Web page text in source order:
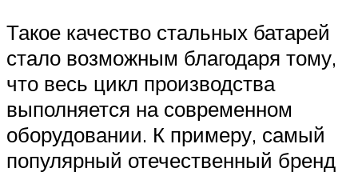
Такое качество стальных батарей
стало возможным благодаря тому,
что весь цикл производства
выполняется на современном
оборудовании. К примеру, самый
популярный отечественный бренд